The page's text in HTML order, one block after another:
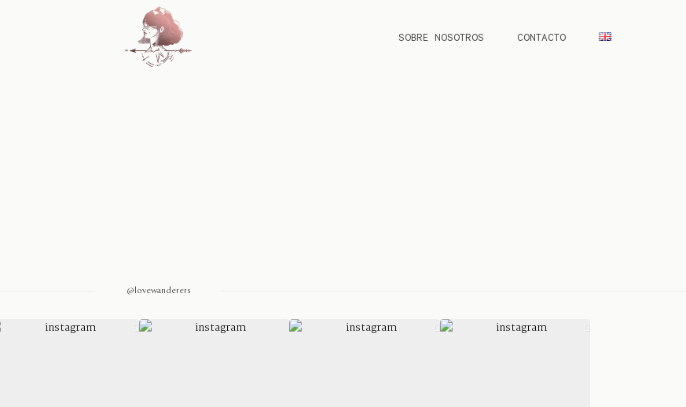
SOBRE NOSOTROS CONTACTO
@lovewanderers